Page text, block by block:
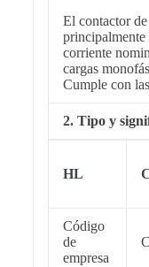
El contactor
corriente
cargas
Cumple con
2. Tipo y
HL
Código
de
empresa